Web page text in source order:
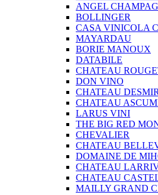
ANGEL
BOLLINGER
CASA VINICOLA
MAYARDAU
BORIE MANOUX
DATABILE
CHATEAU
DON VINO
CHATEAU
CHATEAU
LARUS VINI
THE BIG RED
CHEVALIER
CHATEAU
DOMAINE DE
CHATEAU
CHATEAU
MAILLY GRAND